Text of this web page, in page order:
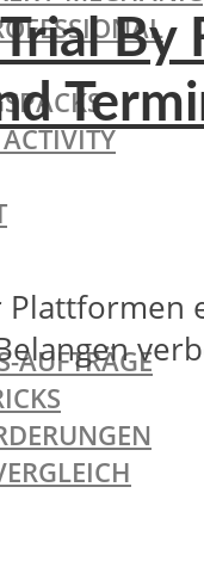
AUFTRÄGE